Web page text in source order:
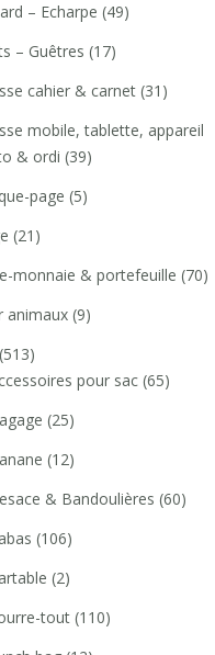
– Echarpe (49)
– Guêtres (17)
cahier & carnet (31)
mobile, tablette, appareil
& ordi (39)
page (5)
(21)
monnaie & portefeuille (70)
animaux (9)
(513)
pour sac (65)
(25)
(12)
& Bandoulières (60)
(106)
(2)
tout (110)